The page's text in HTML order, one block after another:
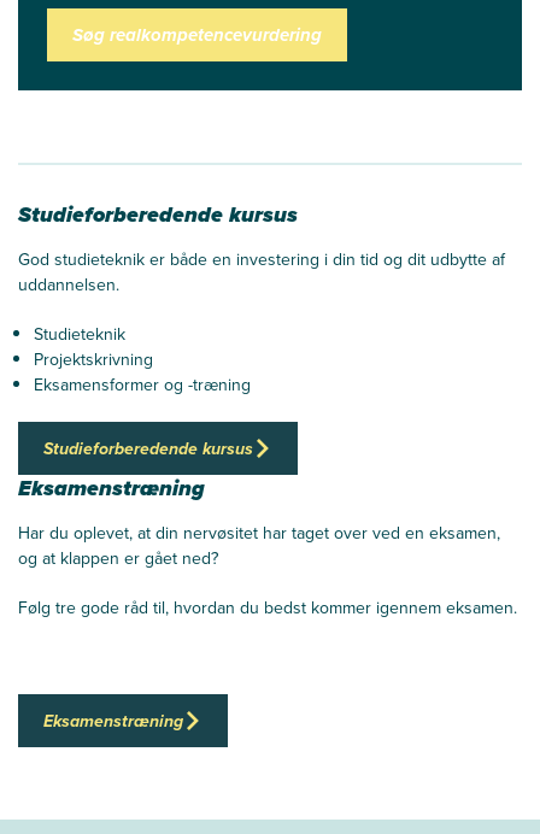
Søg realkompetencevurdering
Studieforberedende kursus
God studieteknik er både en investering i din tid og dit udbytte af
uddannelsen.
Studieteknik
Projektskrivning
Eksamensformer og -træning
Studieforberedende kursus
Eksamenstræning
Har du oplevet, at din nervøsitet har taget over ved en eksamen,
og at klappen er gået ned?
Følg tre gode råd til, hvordan du bedst kommer igennem eksamen.
Eksamenstræning